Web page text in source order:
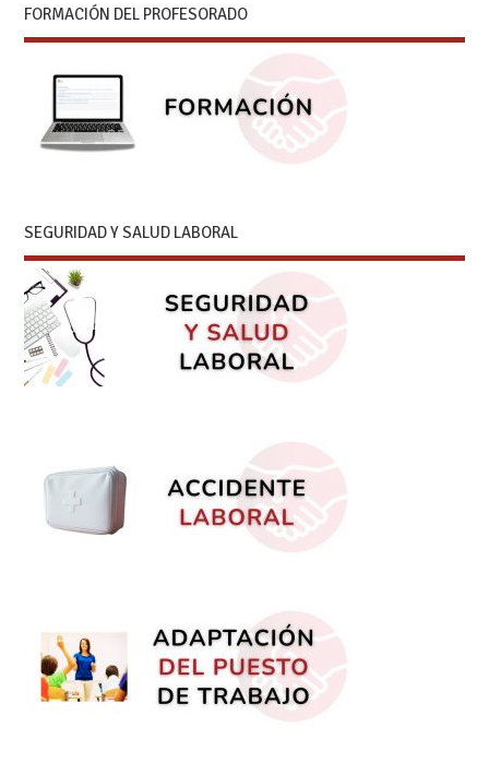
FORMACIÓN DEL PROFESORADO
SEGURIDAD Y SALUD LABORAL